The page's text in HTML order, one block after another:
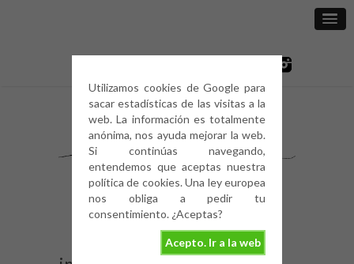
Utilizamos cookies de Google para
sacar estadísticas de las visitas a la
web. La información es totalmente
anónima, nos ayuda mejorar la web.
Si continúas navegando,
entendemos que aceptas nuestra
política de cookies. Una ley europea
nos obliga a pedir tu
consentimiento. ¿Aceptas?
Acepto. Ir a la web